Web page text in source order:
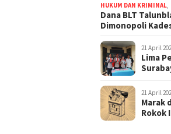
HUKUM DAN KRIMINAL
Dana BLT
Dimonopoli
21 April
Lima
21 April
Marak
Rokok